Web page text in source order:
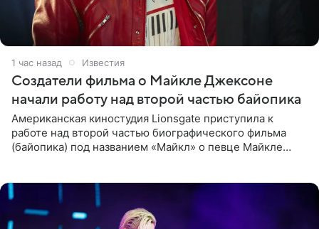
1 час назад Известия
Создатели фильма о Майкле Джексоне
начали работу над второй частью байопика
Американская киностудия Lionsgate приступила к
работе над второй частью биографического фильма
(байопика) под названием «Майкл» о певце Майкле